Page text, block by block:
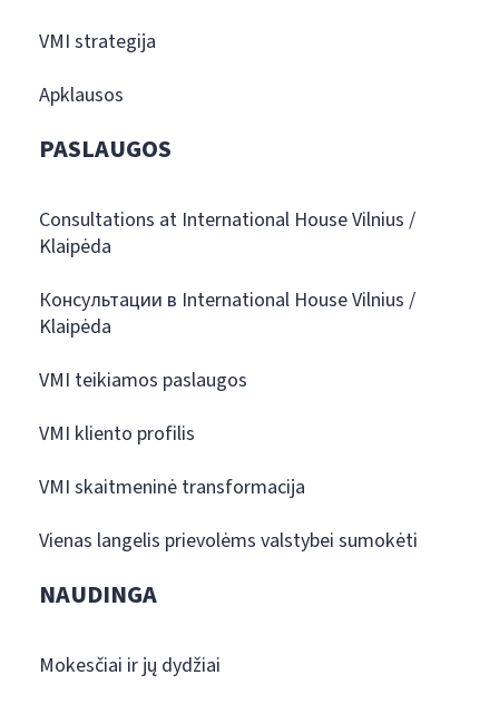
VMI strategija
Apklausos
PASLAUGOS
Consultations at International House Vilnius /
Klaipėda
Консультации в International House Vilnius /
Klaipėda
VMI teikiamos paslaugos
VMI kliento profilis
VMI skaitmeninė transformacija
Vienas langelis prievolėms valstybei sumokėti
NAUDINGA
Mokesčiai ir jų dydžiai